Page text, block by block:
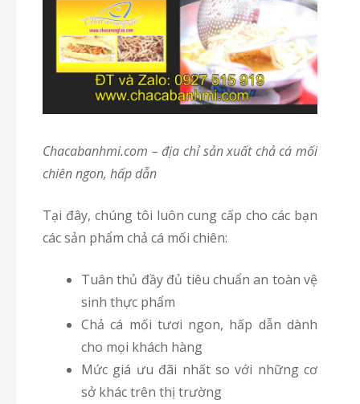
chacabanhmi.com – địa chỉ sản xuất chả cá mối
chiên ngon, hấp dẫn
Tại đây, chúng tôi luôn cung cấp cho các bạn
các sản phẩm chả cá mối chiên:
Tuân thủ đầy đủ tiêu chuẩn an toàn vệ
sinh thực phẩm
Chả cá mối tươi ngon, hấp dẫn dành
cho mọi khách hàng
Mức giá ưu đãi nhất so với những cơ
sở khác trên thị trường